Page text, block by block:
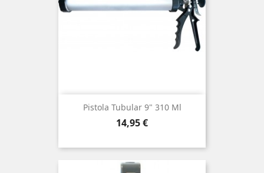
Pistola Tubular 9" 310 Ml
Precio
14,95 €